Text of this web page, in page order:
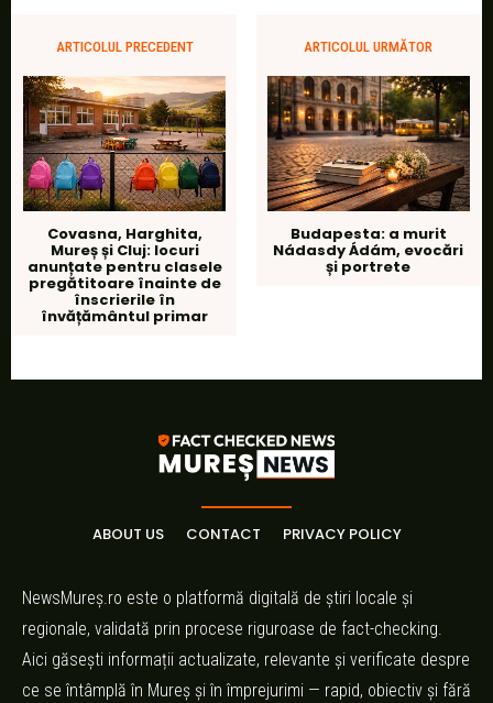
ARTICOLUL PRECEDENT
Covasna, Harghita,
Mureș și Cluj: locuri
anunțate pentru clasele
pregătitoare înainte de
înscrierile în
învățământul primar
ARTICOLUL URMĂTOR
Budapesta: a murit
Nádasdy Ádám, evocări
și portrete
ABOUT US CONTACT PRIVACY POLICY
NewsMureș.ro este o platformă digitală de știri locale și
regionale, validată prin procese riguroase de fact-checking.
Aici găsești informații actualizate, relevante și verificate despre
ce se întâmplă în Mureș și în împrejurimi — rapid, obiectiv și fără